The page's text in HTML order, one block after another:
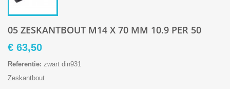
05 ZESKANTBOUT M14 X 70 MM 10.9 PER 50
€ 63,50
Referentie: zwart din931
Zeskantbout